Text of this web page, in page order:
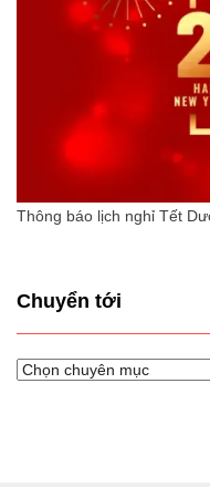
Thông báo lịch nghỉ Tết
Chuyển tới
Chuyển